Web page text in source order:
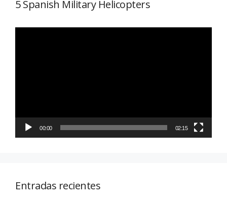
5 Spanish Military Helicopters
00:00 02:15
Entradas recientes